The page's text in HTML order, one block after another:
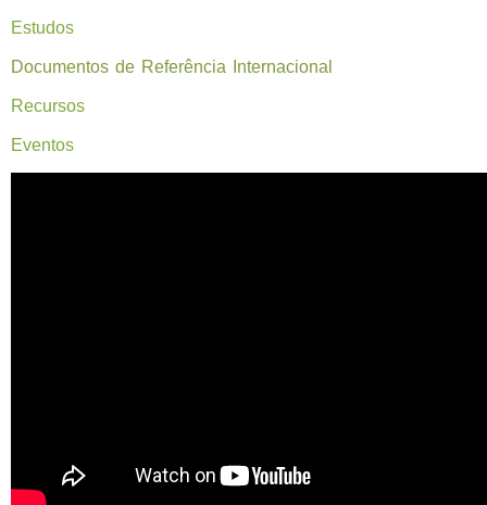
Estudos
Documentos de Referência Internacional
Recursos
Eventos